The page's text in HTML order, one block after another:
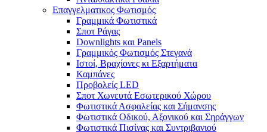
Επαγγελματικος Φωτισμός
Γραμμικά Φωτιστικά
Σποτ Ράγας
Downlights και Panels
Γραμμικός Φωτισμός Στεγανά
Ιστοί, Βραχίονες κι Εξαρτήματα
Καμπάνες
Προβολείς LED
Σποτ Χωνευτά Εσωτερικού Χώρου
Φωτιστικά Ασφαλείας και Σήμανσης
Φωτιστικά Οδικού, Αξονικού και Σηράγγων
Φωτιστικά Πισίνας και Συντριβανιού